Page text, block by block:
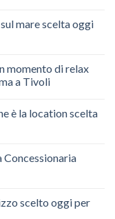
mare scelta oggi
momento di relax
a Tivoli
è la location scelta
Concessionaria
scelto oggi per